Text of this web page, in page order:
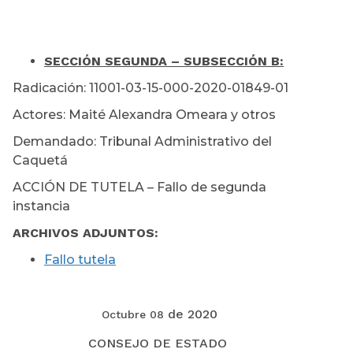
SECCIÓN SEGUNDA – SUBSECCIÓN B:
Radicación: 11001-03-15-000-2020-01849-01
Actores: Maité Alexandra Omeara y otros
Demandado: Tribunal Administrativo del
Caquetá
ACCIÓN DE TUTELA – Fallo de segunda
instancia
ARCHIVOS ADJUNTOS:
Fallo tutela
Octubre 08 de 2020
CONSEJO DE ESTADO